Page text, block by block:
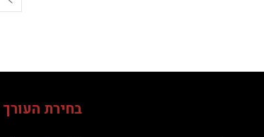
בחירת העורך